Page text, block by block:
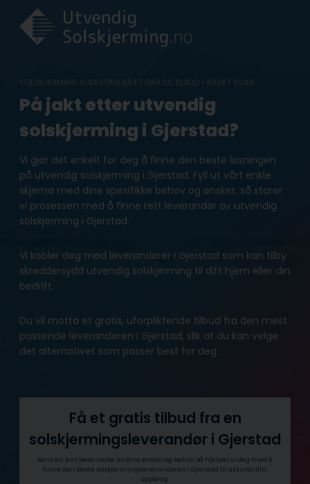
content
SOLSKJERMING GJERSTAD: FÅ ET GRATIS TILBUD • RASKT SVAR
På jakt etter utvendig
solskjerming i Gjerstad?
Vi gjør det enkelt for deg å finne den beste løsningen
på utvendig solskjerming i Gjerstad. Fyll ut vårt enkle
skjema med dine spesifikke behov og ønsker, så starer
vi prosessen med å finne rett leverandør av utvendig
solskjerming i Gjerstad.
Vi kobler deg med leverandører i Gjerstad som kan tilby
skreddersydd utvendig solskjerming til ditt hjem eller din
bedrift.
Du vil motta et gratis, uforpliktende tilbud fra den mest
passende leverandøren i Gjerstad, slik at du kan velge
det alternativet som passer best for deg.
Få et gratis tilbud fra en
solskjermingsleverandør i Gjerstad
Send en kort beskrivelse av dine ønsker og behov, så hjelper vi deg med å
finne den beste solskjermingsleverandøren i Gjerstad til akkurat ditt
oppdrag.